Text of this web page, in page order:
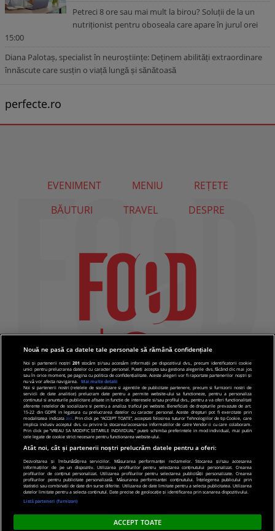
Petreci 8 ore sau mai mult la birou? Soluții de la un
nutriționist pentru oboseala care apare în jurul orei
15:00
Diana Palotaș, specialist în neuroștiințe: Deținem abilități extraordinare
înnăscute care susțin o viață lungă și sănătoasă
perfecte.ro
EVENIMENT MENIU
REȚETE
BĂUTURI
TRAVEL DESPRE
© 2019 PRO TV S.R.L |Politica de Cookie|Politica
de confidentialitate
Nouă ne pasă ca datele tale personale să rămână confidențiale
Noi și partenerii noștri201 stocăm și/sau accesăm informații pe dispozitivul dvs., precum identificatorii cookie
unici pentru prelucrarea datelor cu caracter personal. Puteți accepta sau gestiona alegerile dvs. făcând clic mai jos
sau în orice moment, pe pagina cu politica de confidențialitate. Aceste alegeri vor fi raportate partenerilor noștri și
nu vă vor afecta navigarea.
Mai multe detalii
Noi si partenerii nostri (retelele de socializare si agentiile de publicitate partenere, precum si furnizorii nostri de
servicii de date analitice) prelucram date pentru a permite website-ului sa functioneze, pentru a personaliza
continutul si anunturile publicitare afisate in functie de interesele si/sau profilul dvs., pentru a va oferi functionalitati
aferente retelelor de socializare si pentru a analiza traficul pe website. Beneficiati de drepturile prevazute de art.
15-22 din GDPR in legatura cu prelucrarea datelor cu caracter personal. Aceste drepturi pot fi exercitate prin
modalitatea indicata aici. Prin click pe “ACCEPT TOATE”, acceptati folosirea tuturor Tehnologiilor de tip Cookie, care
implica inclusiv acceptul dvs. cu privire la stocarea/accesarea informatiilor de catre Vendor-ii cu care colaboram.
Prin click pe “VREAU SA MODIFIC SETARILE INDIVIDUAL” puteti schimba preferintele in mod individual, mai putin
cele legate de cookie strict necesare pentru functionarea website-ului.
Atât noi, cât și partenerii noștri prelucrăm datele pentru a oferi:
Dezvoltarea și îmbunătățirea serviciilor. Măsurarea performanței reclamelor. Stocarea și/sau accesarea
informațiilor de pe un dispozitiv. Utilizarea profilurilor pentru selectarea conținutului personalizat. Crearea
profilurilor de conținut personalizat. Utilizarea profilurilor pentru selectarea publicității personalizate. Crearea
profilurilor pentru publicitate personalizată. Măsurarea performanței conținutului. Înțelegerea publicului prin
statistici sau combinații de date din surse diferite. Utilizarea de date limitate pentru a selecta publicitatea. Utilizarea
datelor limitate pentru a selecta conținutul. Date precise de geolocație și identificarea prin scanarea dispozitivului.
Listă parteneri (furnizori)
ACCEPT TOATE